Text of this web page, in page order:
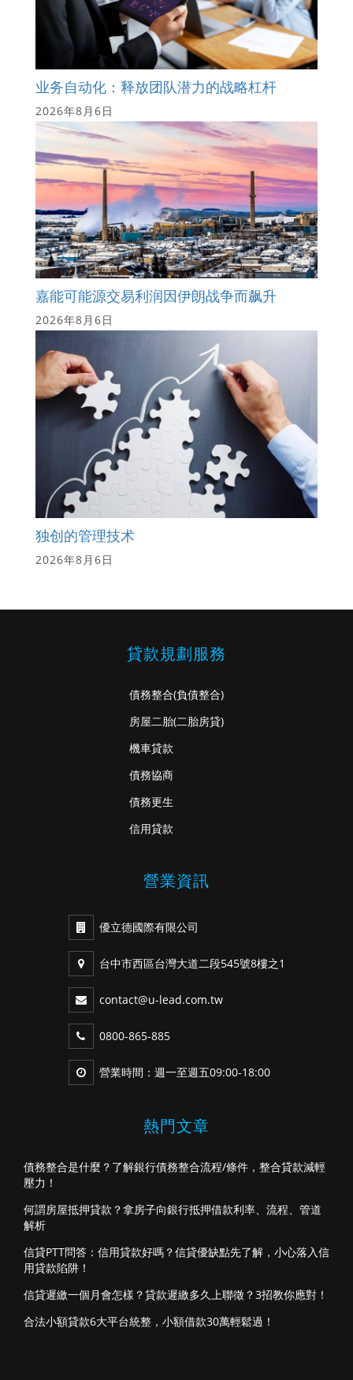
业务自动化：释放团队潜力的战略杠杆
2026年8月6日
嘉能可能源交易利润因伊朗战争而飙升
2026年8月6日
独创的管理技术
2026年8月6日
貸款規劃服務
債務整合(負債整合)
房屋二胎(二胎房貸)
機車貸款
債務協商
債務更生
信用貸款
營業資訊
優立德國際有限公司
台中市西區台灣大道二段545號8樓之1
contact@u-lead.com.tw
0800-865-885
營業時間：週一至週五09:00-18:00
熱門文章
債務整合是什麼？了解銀行債務整合流程/條件，整合貸款減輕
壓力！
何謂房屋抵押貸款？拿房子向銀行抵押借款利率、流程、管道
解析
信貸PTT問答：信用貸款好嗎？信貸優缺點先了解，小心落入信
用貸款陷阱！
信貸遲繳一個月會怎樣？貸款遲繳多久上聯徵？3招教你應對！
合法小額貸款6大平台統整，小額借款30萬輕鬆過！